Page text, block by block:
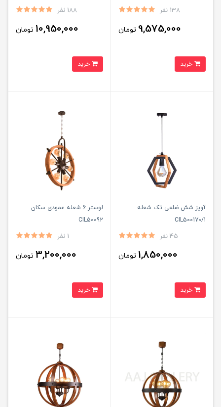
138 نفر
9,575,000 تومان
188 نفر
10,950,000 تومان
آویز شش ضلعی تک شعله
CIL500170/1
45 نفر
1,850,000 تومان
لوستر 6 شعله عمودی سکان
CIL50092
1 نفر
3,200,000 تومان